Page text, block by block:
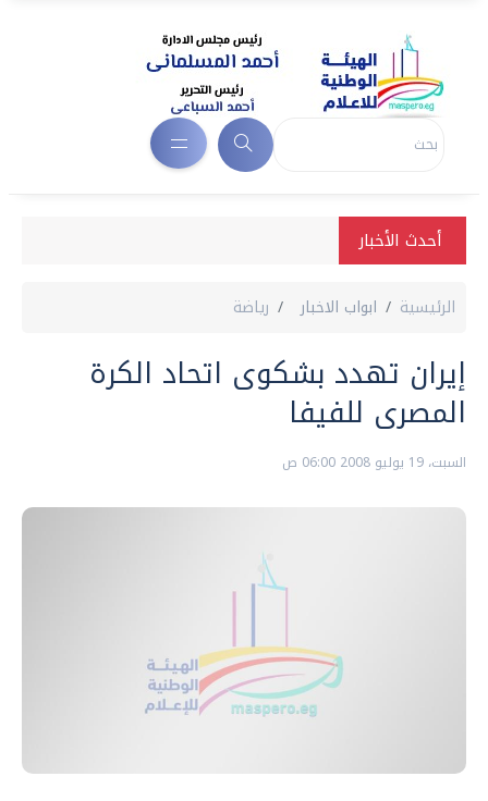
أحدث الأخبار
الرئيسية ابواب الاخبار رياضة
إيران تهدد بشكوى اتحاد الكرة
المصرى للفيفا
السبت، 19 يوليو 2008 06:00 ص